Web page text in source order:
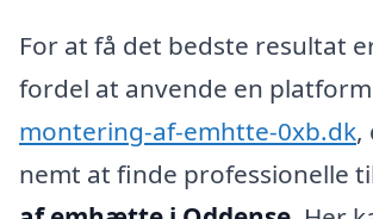
For at få det bedste resultat
fordel at anvende en
montering-af-emhtte-0xb.dk,
nemt at finde professionelle